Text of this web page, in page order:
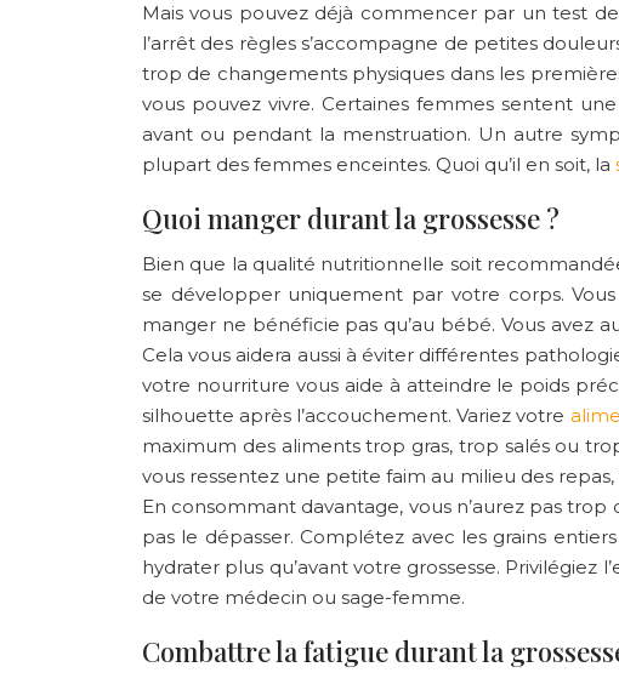
Mais vous pouvez déjà commencer par un test
l’arrêt des règles s’accompagne de petites
trop de changements physiques dans les
vous pouvez vivre. Certaines femmes sentent
avant ou pendant la menstruation. Un autre
plupart des femmes enceintes. Quoi qu’il en soit, la
Quoi manger durant la grossesse ?
Bien que la qualité nutritionnelle soit
se développer uniquement par votre corps.
manger ne bénéficie pas qu’au bébé. Vous avez
Cela vous aidera aussi à éviter différentes
votre nourriture vous aide à atteindre le poids
silhouette après l’accouchement. Variez votre
maximum des aliments trop gras, trop salés ou
vous ressentez une petite faim au milieu des
En consommant davantage, vous n’aurez pas
pas le dépasser. Complétez avec les grains
hydrater plus qu’avant votre grossesse. Privilégiez
de votre médecin ou sage-femme.
Combattre la fatigue durant la